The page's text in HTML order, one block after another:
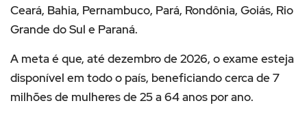
Ceará, Bahia, Pernambuco, Pará, Rondônia, Goiás, Rio
Grande do Sul e Paraná.
A meta é que, até dezembro de 2026, o exame esteja
disponível em todo o país, beneficiando cerca de 7
milhões de mulheres de 25 a 64 anos por ano.